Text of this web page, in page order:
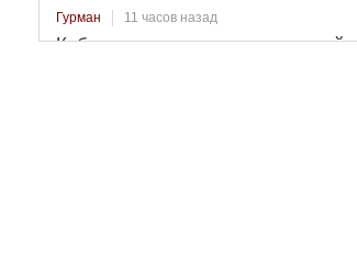
Гурман 11 часов назад
Кабачковое варенье: изысканный